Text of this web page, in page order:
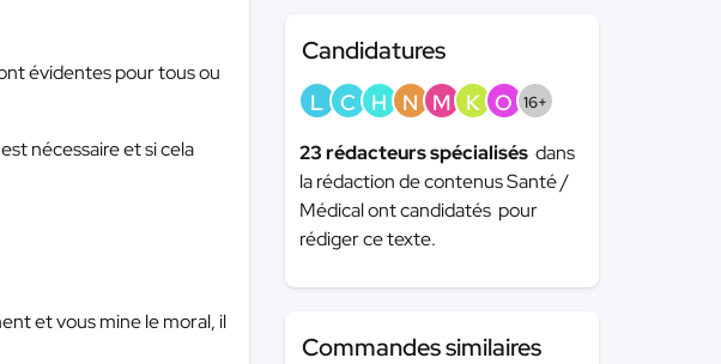
évidentes pour tous ou
nécessaire et si cela
et vous mine le moral, il
Candidatures
L C H N M K O 16+
23 rédacteurs spécialisés dans
la rédaction de contenus Santé /
Médical ont candidatés pour
rédiger ce texte.
Commandes similaires